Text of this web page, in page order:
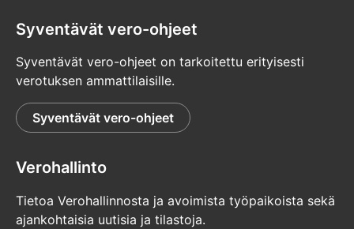
Syventävät vero-ohjeet
Syventävät vero-ohjeet on tarkoitettu erityisesti
verotuksen ammattilaisille.
Syventävät vero-ohjeet
Verohallinto
Tietoa Verohallinnosta ja avoimista työpaikoista sekä
ajankohtaisia uutisia ja tilastoja.